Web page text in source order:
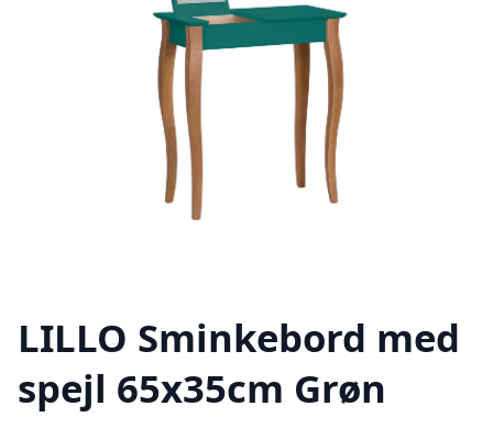
LILLO Sminkebord med
spejl 65x35cm Grøn